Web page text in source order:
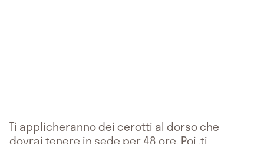
Ti applicheranno dei cerotti al dorso che
dovrai tenere in sede per 48 ore. Poi ,ti